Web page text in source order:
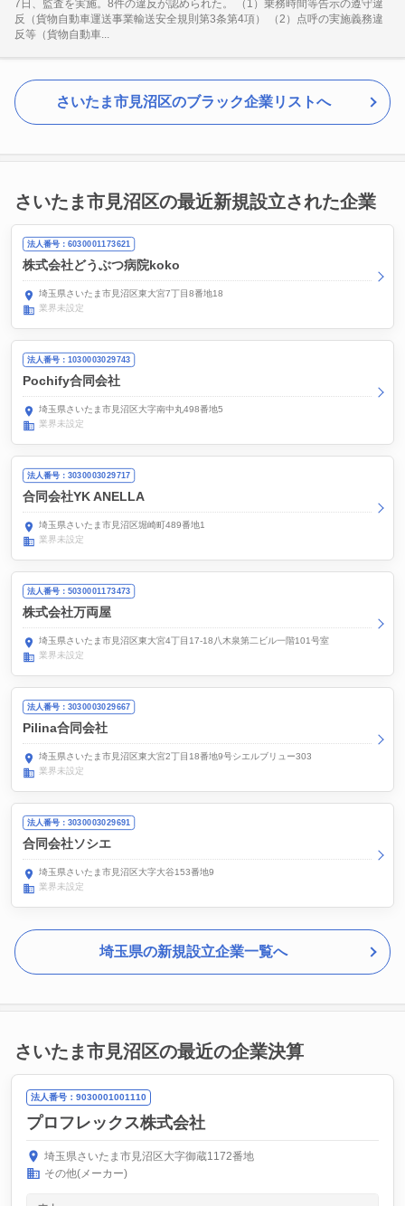
7日、監査を実施。8件の違反が認められた。 （1）乗務時間等告示の遵守違
反（貨物自動車運送事業輸送安全規則第3条第4項） （2）点呼の実施義務違
反等（貨物自動車...
さいたま市見沼区のブラック企業リストへ
さいたま市見沼区の最近新規設立された企業
法人番号：6030001173621
株式会社どうぶつ病院koko
埼玉県さいたま市見沼区東大宮7丁目8番地18
業界未設定
法人番号：1030003029743
Pochify合同会社
埼玉県さいたま市見沼区大字南中丸498番地5
業界未設定
法人番号：3030003029717
合同会社YK ANELLA
埼玉県さいたま市見沼区堀崎町489番地1
業界未設定
法人番号：5030001173473
株式会社万両屋
埼玉県さいたま市見沼区東大宮4丁目17-18八木泉第二ビル一階101号室
業界未設定
法人番号：3030003029667
Pilina合同会社
埼玉県さいたま市見沼区東大宮2丁目18番地9号シエルブリュー303
業界未設定
法人番号：3030003029691
合同会社ソシエ
埼玉県さいたま市見沼区大字大谷153番地9
業界未設定
埼玉県の新規設立企業一覧へ
さいたま市見沼区の最近の企業決算
法人番号：9030001001110
プロフレックス株式会社
埼玉県さいたま市見沼区大字御蔵1172番地
その他(メーカー)